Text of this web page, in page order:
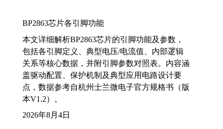
BP2863芯片各引脚功能
本文详细解析BP2863芯片的引脚功能及参数，
包括各引脚定义、典型电压/电流值、内部逻辑
关系等核心数据，并附引脚参数对照表。内容涵
盖驱动配置、保护机制及典型应用电路设计要
点，数据参考自杭州士兰微电子官方规格书（版
本V1.2）。
2026年8月4日